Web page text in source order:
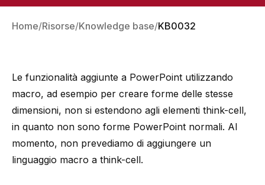
Home Risorse Knowledge base KB0032
Le funzionalità aggiunte a PowerPoint utilizzando
macro, ad esempio per creare forme delle stesse
dimensioni, non si estendono agli elementi think-cell,
in quanto non sono forme PowerPoint normali. Al
momento, non prevediamo di aggiungere un
linguaggio macro a think-cell.